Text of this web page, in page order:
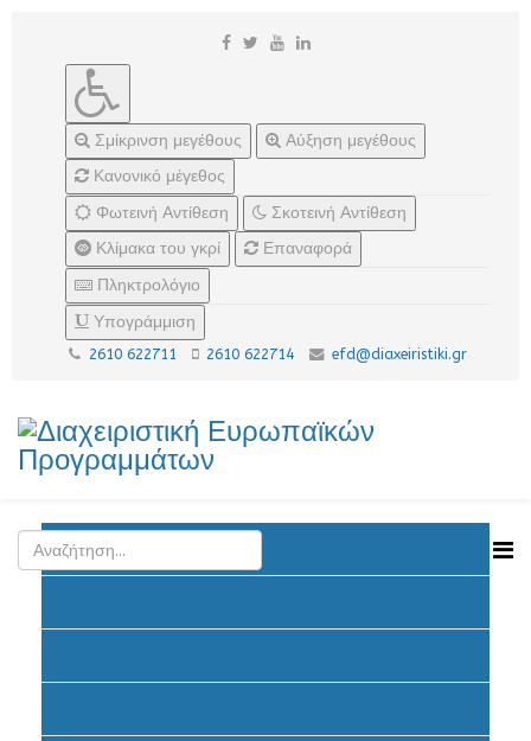
Σμίκρινση μεγέθους
Αύξηση μεγέθους
Κανονικό μέγεθος
Φωτεινή Αντίθεση
Σκοτεινή Αντίθεση
Κλίμακα του γκρί
Επαναφορά
Πληκτρολόγιο
Υπογράμμιση
2610 622711 2610 622714 efd@diaxeiristiki.gr
Ανακοινώσεις